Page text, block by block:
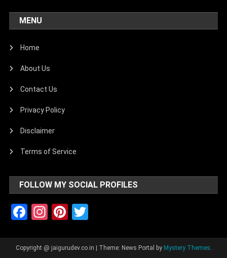
MENU
Home
About Us
Contact Us
Privacy Policy
Disclaimer
Terms of Service
FOLLOW MY SOCIAL PROFILES
Facebook
Instagram
Pinterest
Copyright @ jaigurudev.co.in | Theme: News Portal by Mystery Themes